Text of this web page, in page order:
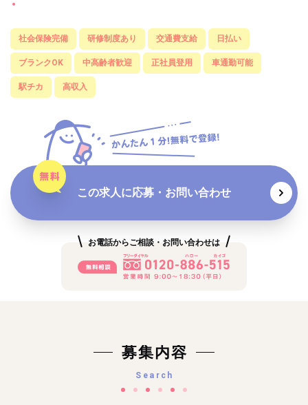
社会保険完備 研修制度あり 交通費支給 日払い
ブランクOK 中高齢者歓迎 正社員登用 車通勤可能
駅チカ 高収入
この求人に応募・お問い合わせ
お電話からご相談・お問い合わせは
募集内容
Search